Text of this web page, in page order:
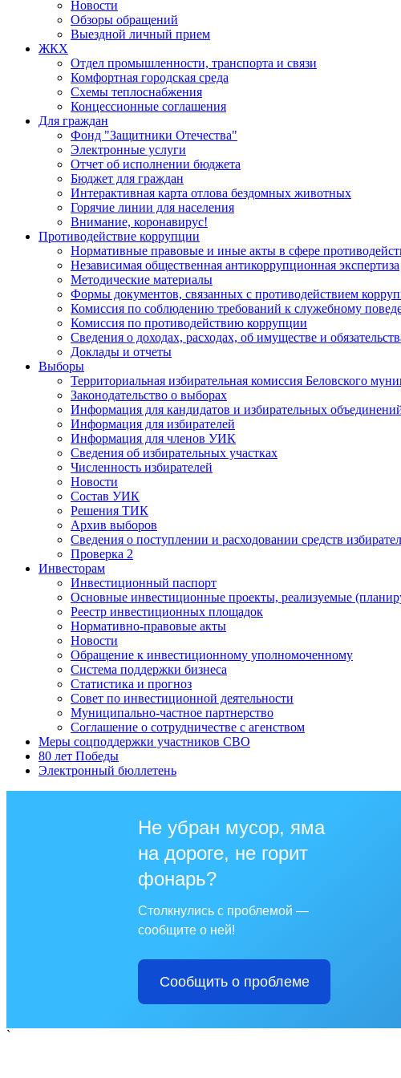
Новости
Обзоры обращений
Выездной личный прием
ЖКХ
Отдел промышленности, транспорта и связи
Комфортная городская среда
Схемы теплоснабжения
Концессионные соглашения
Для граждан
Фонд "Защитники Отечества"
Электронные услуги
Отчет об исполнении бюджета
Бюджет для граждан
Интерактивная карта отлова бездомных животных
Горячие линии для населения
Внимание, коронавирус!
Противодействие коррупции
Нормативные правовые и иные акты в сфере
Независимая общественная антикоррупционная экспертиза
Методические материалы
Формы документов, связанных с противодействием
Комиссия по соблюдению требований к служебному
Комиссия по противодействию коррупции
Сведения о доходах, расходах, об имуществе и
Доклады и отчеты
Выборы
Территориальная избирательная комиссия Беловского
Законодательство о выборах
Информация для кандидатов и избирательных
Информация для избирателей
Информация для членов УИК
Сведения об избирательных участках
Численность избирателей
Новости
Состав УИК
Решения ТИК
Архив выборов
Сведения о поступлении и расходовании средств
Проверка 2
Инвесторам
Инвестиционный паспорт
Основные инвестиционные проекты, реализуемые
Реестр инвестиционных площадок
Нормативно-правовые акты
Новости
Обращение к инвестиционному уполномоченному
Система поддержки бизнеса
Статистика и прогноз
Совет по инвестиционной деятельности
Муниципально-частное партнерство
Соглашение о сотрудничестве с агенством
Меры соцподдержки участников СВО
80 лет Победы
Электронный бюллетень
Не убран мусор, яма
на дороге, не горит
фонарь?
Столкнулись с проблемой —
сообщите о ней!
Сообщить о проблеме
`